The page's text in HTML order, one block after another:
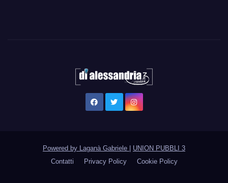
Powered by Laganà Gabriele
UNION PUBBLI 3
Contatti
Privacy Policy Cookie Policy